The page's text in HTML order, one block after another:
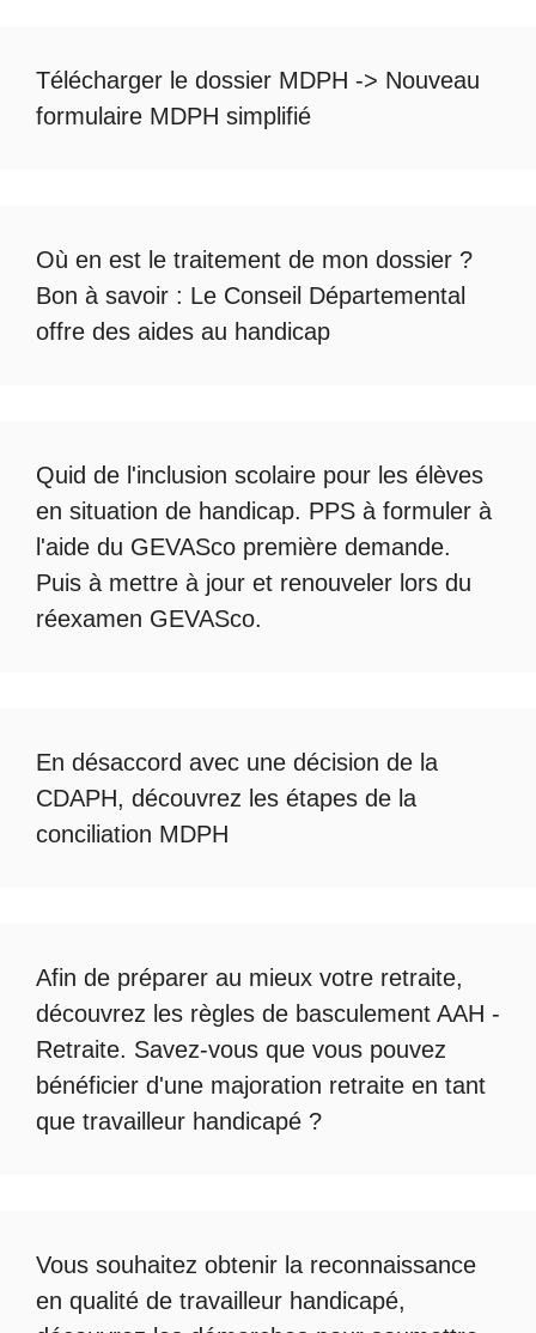
Télécharger le dossier MDPH -> Nouveau
formulaire MDPH simplifié
Où en est le traitement de mon dossier ?
Bon à savoir : Le Conseil Départemental
offre des aides au handicap
Quid de l'inclusion scolaire pour les élèves
en situation de handicap. PPS à formuler à
l'aide du GEVASco première demande.
Puis à mettre à jour et renouveler lors du
réexamen GEVASco.
En désaccord avec une décision de la
CDAPH, découvrez les étapes de la
conciliation MDPH
Afin de préparer au mieux votre retraite,
découvrez les règles de basculement AAH -
Retraite. Savez-vous que vous pouvez
bénéficier d'une majoration retraite en tant
que travailleur handicapé ?
Vous souhaitez obtenir la reconnaissance
en qualité de travailleur handicapé,